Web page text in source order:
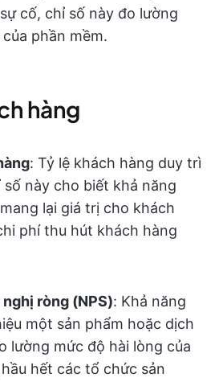
cố, chỉ số này đo lường
phần mềm.
hàng
: Tỷ lệ khách hàng duy trì
này cho biết khả năng
lại giá trị cho khách
phí thu hút khách hàng
ròng (NPS): Khả năng
một sản phẩm hoặc dịch
lường mức độ hài lòng của
hết các tổ chức sản